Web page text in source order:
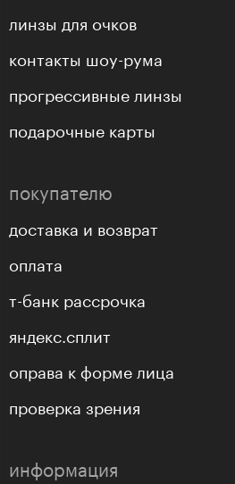
линзы для очков
контакты шоу-рума
прогрессивные линзы
подарочные карты
покупателю
доставка и возврат
оплата
т-банк рассрочка
яндекс.сплит
оправа к форме лица
проверка зрения
информация